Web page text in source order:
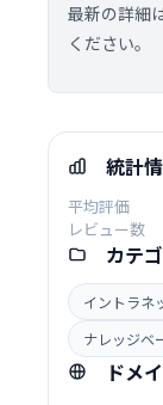
最新の詳細
ください。
統計
平均評価
レビュー数
カテ
イントラネ
ナレッジベ
ドメ